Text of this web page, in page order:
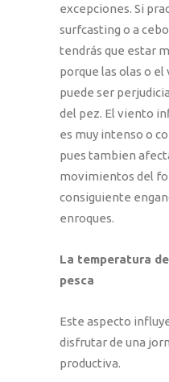
excepciones. Si
surfcasting o a
tendrás que estar
porque las olas o
puede ser
del pez. El viento
es muy intenso o
pues tambien
movimientos del
consiguiente
enroques.
La temperatura
pesca
Este aspecto
disfrutar de una
productiva.